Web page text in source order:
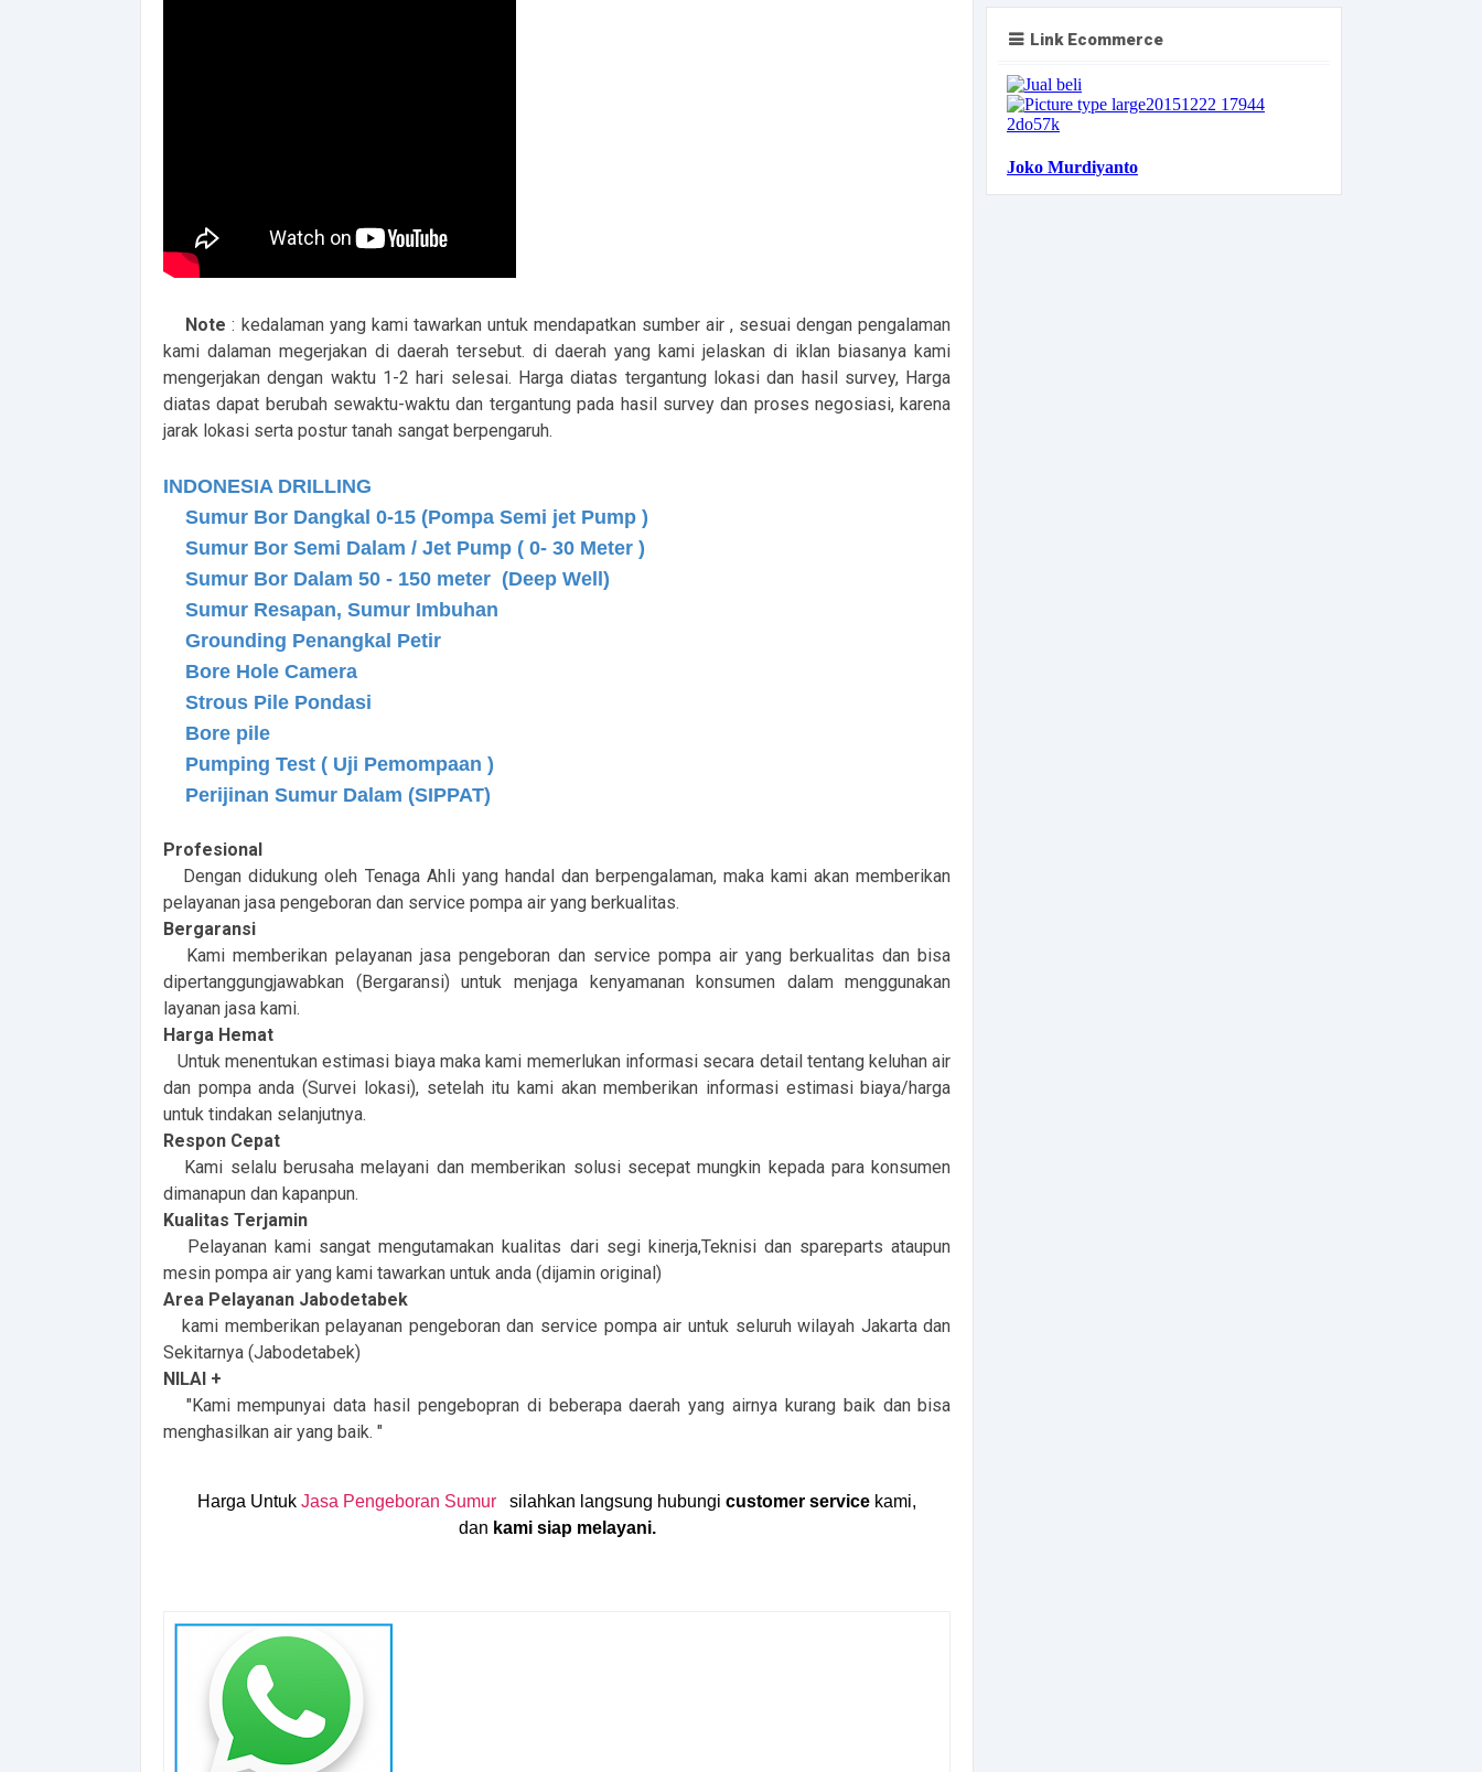
Note : kedalaman yang kami tawarkan untuk mendapatkan sumber air , sesuai dengan pengalaman
kami dalaman megerjakan di daerah tersebut. di daerah yang kami jelaskan di iklan biasanya kami
mengerjakan dengan waktu 1-2 hari selesai. Harga diatas tergantung lokasi dan hasil survey, Harga
diatas dapat berubah sewaktu-waktu dan tergantung pada hasil survey dan proses negosiasi, karena
jarak lokasi serta postur tanah sangat berpengaruh.
INDONESIA DRILLING
Sumur Bor Dangkal 0-15 (Pompa Semi jet Pump )
Sumur Bor Semi Dalam / Jet Pump ( 0- 30 Meter )
Sumur Bor Dalam 50 - 150 meter (Deep Well)
Sumur Resapan, Sumur Imbuhan
Grounding Penangkal Petir
Bore Hole Camera
Strous Pile Pondasi
Bore pile
Pumping Test ( Uji Pemompaan )
Perijinan Sumur Dalam (SIPPAT)
Profesional
Dengan didukung oleh Tenaga Ahli yang handal dan berpengalaman, maka kami akan memberikan
pelayanan jasa pengeboran dan service pompa air yang berkualitas.
Bergaransi
Kami memberikan pelayanan jasa pengeboran dan service pompa air yang berkualitas dan bisa
dipertanggungjawabkan (Bergaransi) untuk menjaga kenyamanan konsumen dalam menggunakan
layanan jasa kami.
Harga Hemat
Untuk menentukan estimasi biaya maka kami memerlukan informasi secara detail tentang keluhan air
dan pompa anda (Survei lokasi), setelah itu kami akan memberikan informasi estimasi biaya/harga
untuk tindakan selanjutnya.
Respon Cepat
Kami selalu berusaha melayani dan memberikan solusi secepat mungkin kepada para konsumen
dimanapun dan kapanpun.
Kualitas Terjamin
Pelayanan kami sangat mengutamakan kualitas dari segi kinerja,Teknisi dan spareparts ataupun
mesin pompa air yang kami tawarkan untuk anda (dijamin original)
Area Pelayanan Jabodetabek
kami memberikan pelayanan pengeboran dan service pompa air untuk seluruh wilayah Jakarta dan
Sekitarnya (Jabodetabek)
NILAI +
"Kami mempunyai data hasil pengebopran di beberapa daerah yang airnya kurang baik dan bisa
menghasilkan air yang baik. "
Harga UntukJasa Pengeboran Sumur silahkan langsung hubungicustomer service kami,
dan kami siap melayani.
Link Ecommerce